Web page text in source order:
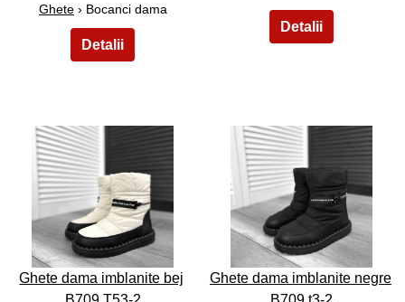
Ghete› Bocanci dama
23
Ghete dama imblanite bej
24
Ghete dama imblanite negre